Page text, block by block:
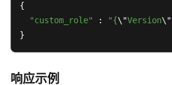
定
策
{
"custom_role"
: "{\"Version\"
}
响应示例